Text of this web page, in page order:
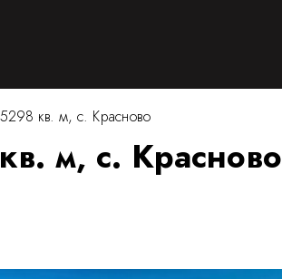
кв. м, с. Красново
м, с. Красново